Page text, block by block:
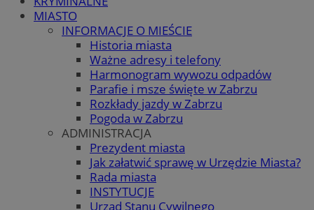
MIASTO
INFORMACJE O MIEŚCIE
Historia miasta
Ważne adresy i telefony
Harmonogram wywozu odpadów
Parafie i msze święte w Zabrzu
Rozkłady jazdy w Zabrzu
Pogoda w Zabrzu
ADMINISTRACJA
Prezydent miasta
Jak załatwić sprawę w Urzędzie Miasta?
Rada miasta
INSTYTUCJE
Urząd Stanu Cywilnego